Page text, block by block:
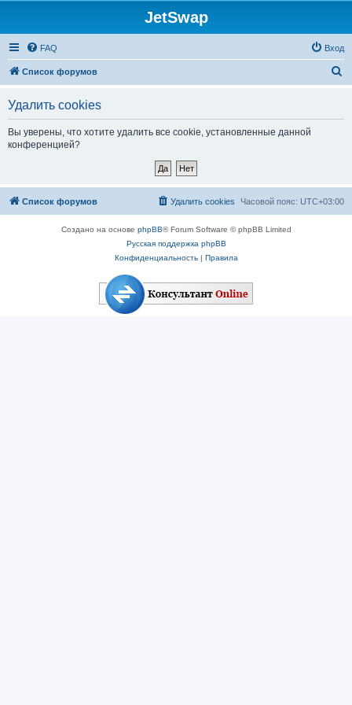
JetSwap
FAQ Вход
Список форумов
Удалить cookies
Вы уверены, что хотите удалить все cookie, установленные данной
конференцией?
Список форумов Часовой пояс: UTC+03:00
Удалить cookies
Создано на основе phpBB® Forum Software © phpBB Limited
Русская поддержка phpBB
Конфиденциальность| Правила